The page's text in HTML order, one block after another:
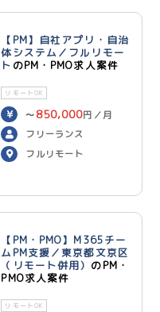
【PM】自社アプリ・自治
体システム／フルリモー
ト のPM・PMO求人案件
リモートOK
〜 850,000円／月
フリーランス
フルリモート
【PM・PMO】M365チー
ムPM支援／東京都文京区
（リモート併用） のPM・
PMO求人案件
リモートOK